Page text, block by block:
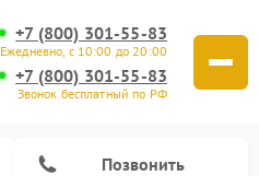
+7 (800) 301-55-83
Ежедневно, с 10:00 до 20:00
+7 (800) 301-55-83
Звонок бесплатный по РФ
Позвонить